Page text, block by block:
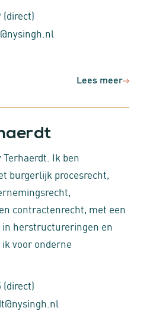
(direct)
Lees meer
Terhaerdt. Ik ben
burgerlijk procesrecht,
contractenrecht, met een
in herstructureringen en
voor onderne
(direct)